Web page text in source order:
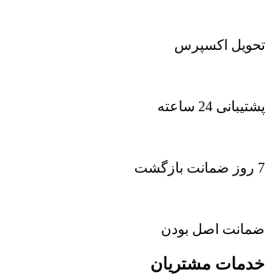
تحویل اکسپرس
پشتیبانی 24 ساعته
7 روز ضمانت بازگشت
ضمانت اصل بودن
خدمات مشتریان